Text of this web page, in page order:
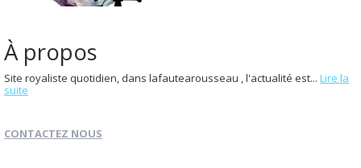
À propos
Site royaliste quotidien, dans lafautearousseau , l'actualité est... Lire la
suite
CONTACTEZ NOUS